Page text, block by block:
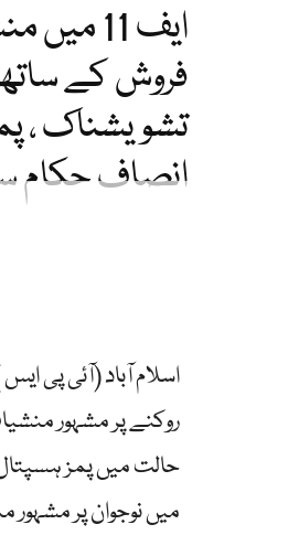
ایف 11
فروش کے
تشویشناک ،
انصاف حکام
روکنے پر مشہور
میں نوجوان پر